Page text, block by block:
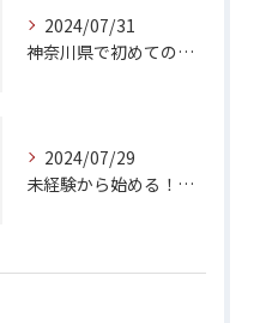
2024/07/31
神奈川県で初めての外壁塗装に挑戦！成功のためのステップガイド
2024/07/29
未経験から始める！茅ヶ崎で塗装職人としてのキャリアアップ